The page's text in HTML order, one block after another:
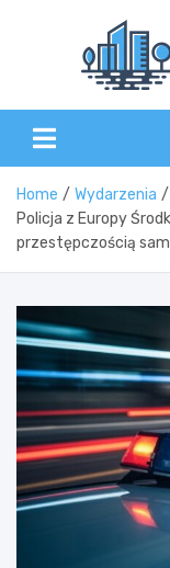
Home
Wydarzenia
Policja z Europy
przestępczością